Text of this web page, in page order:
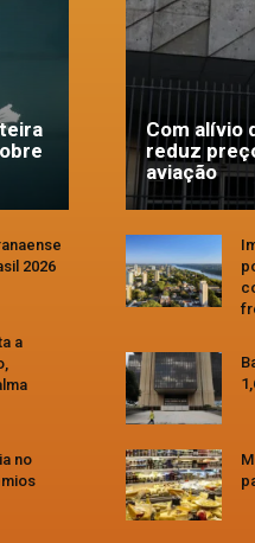
2026
a
no
Com alívio
reduz
aviação